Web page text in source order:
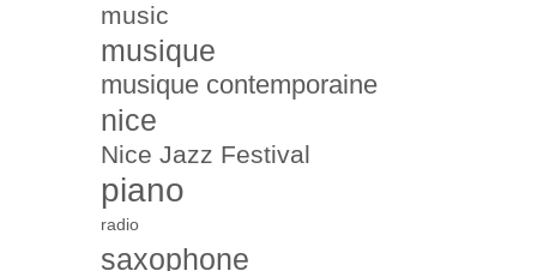
music
musique
musique contemporaine
nice
Nice Jazz Festival
piano
radio
saxophone